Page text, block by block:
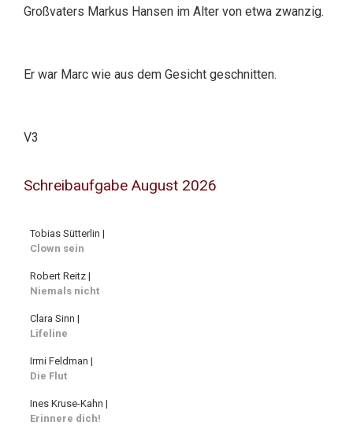
Großvaters Markus Hansen im Alter von etwa zwanzig.
Er war Marc wie aus dem Gesicht geschnitten.
V3
Schreibaufgabe August 2026
Tobias Sütterlin |
Clown sein
Robert Reitz |
Niemals nicht
Clara Sinn |
Lifeline
Irmi Feldman |
Die Flut
Ines Kruse-Kahn |
Erinnere dich!